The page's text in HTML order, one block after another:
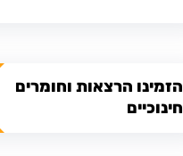
הזמינו הרצאות וחומרים
חינוכיים